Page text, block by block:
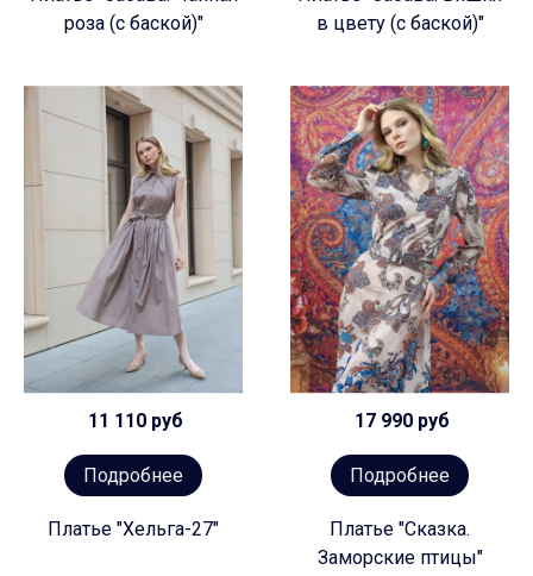
роза (с баской)"
в цвету (с баской)"
11 110 руб
Подробнее
Платье "Хельга-27"
17 990 руб
Подробнее
Платье "Сказка.
Заморские птицы"